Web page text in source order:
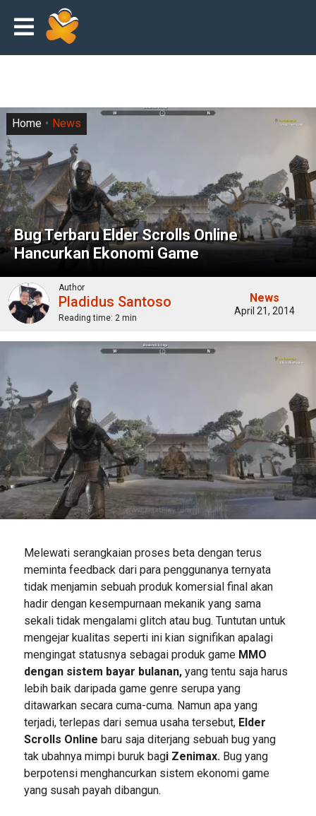
Bug Terbaru Elder Scrolls Online
Hancurkan Ekonomi Game
Home News
Author
Pladidus Santoso
Reading time: 2 min
News
April 21, 2014
Melewati serangkaian proses beta dengan terus
meminta feedback dari para penggunanya ternyata
tidak menjamin sebuah produk komersial final akan
hadir dengan kesempurnaan mekanik yang sama
sekali tidak mengalami glitch atau bug. Tuntutan untuk
mengejar kualitas seperti ini kian signifikan apalagi
mengingat statusnya sebagai produk game MMO
dengan sistem bayar bulanan,yang tentu saja harus
lebih baik daripada game genre serupa yang
ditawarkan secara cuma-cuma. Namun apa yang
terjadi, terlepas dari semua usaha tersebut,Elder
Scrolls Online baru saja diterjang sebuah bug yang
tak ubahnya mimpi buruk bagi Zenimax.Bug yang
berpotensi menghancurkan sistem ekonomi game
yang susah payah dibangun.